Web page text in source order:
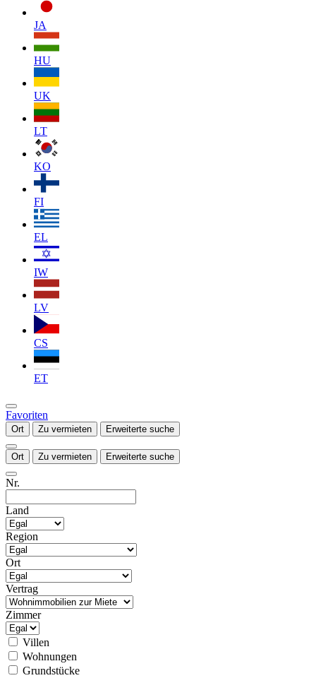
JA
HU
UK
LT
KO
FI
EL
IW
LV
CS
ET
Favoriten
Ort Zu vermieten Erweiterte suche
Ort Zu vermieten Erweiterte suche
Nr.
Land
Region
Ort
Vertrag
Zimmer
Villen
Wohnungen
Grundstücke